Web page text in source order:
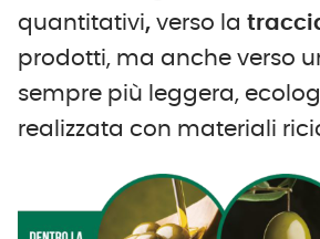
quantitativi, verso la
prodotti, ma anche verso
sempre più leggera,
realizzata con materiali